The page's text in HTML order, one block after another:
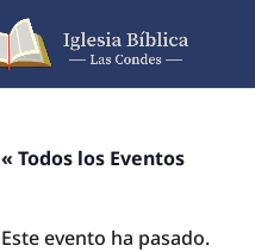
« Todos los Eventos
Este evento ha pasado.